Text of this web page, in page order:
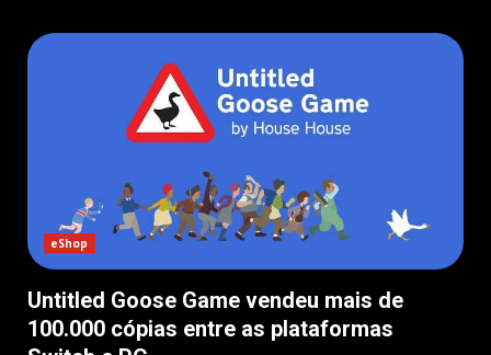
eShop
Untitled Goose Game vendeu mais de
100.000 cópias entre as plataformas